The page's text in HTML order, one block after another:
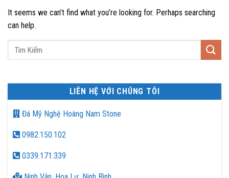
LIÊN HỆ VỚI CHÚNG TÔI
Đá Mỹ Nghệ Hoàng Nam Stone
0982.150.102
0339.171.339
It seems we can’t find what you’re looking for. Perhaps searching
can help.